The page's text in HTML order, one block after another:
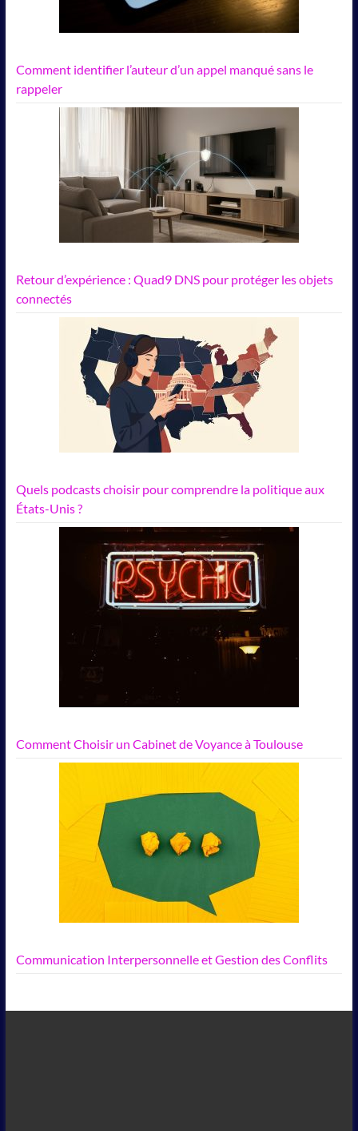
Comment identifier l’auteur d’un appel manqué sans le
rappeler
Retour d’expérience : Quad9 DNS pour protéger les objets
connectés
Quels podcasts choisir pour comprendre la politique aux
États-Unis ?
Comment Choisir un Cabinet de Voyance à Toulouse
Communication Interpersonnelle et Gestion des Conflits